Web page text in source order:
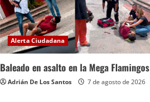
Alerta Ciudadana
Baleado en asalto en la Mega Flamingos
Adrián De Los Santos 7 de agosto de 2026